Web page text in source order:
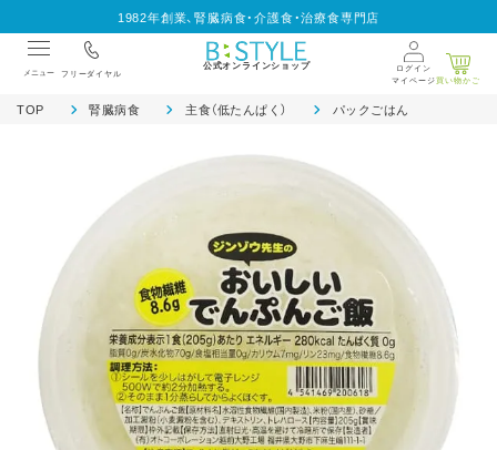
1982年創業、腎臓病食・介護食・治療食専門店
メニュー フリーダイヤル
公式オンラインショップ
ログイン
マイページ買い物かご
TOP 腎臓病食 主食（低たんぱく） パックごはん